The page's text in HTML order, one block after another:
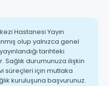
Hastanesi Yayın
olup yalnızca genel
tarihteki
Sağlık durumunuza ilişkin
süreçleri için mutlaka
kuruluşuna başvurunuz.